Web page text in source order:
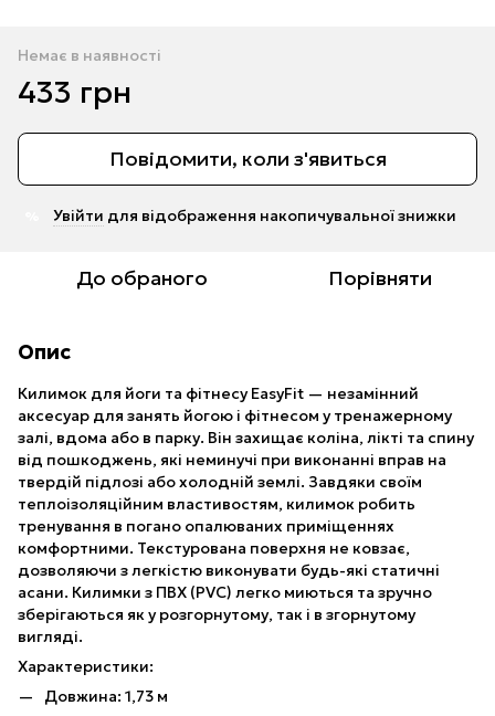
Немає в наявності
433 грн
Повідомити, коли з'явиться
Увійти для відображення накопичувальної знижки
До обраного Порівняти
Опис
Килимок для йоги та фітнесу EasyFit — незамінний
аксесуар для занять йогою і фітнесом у тренажерному
залі, вдома або в парку. Він захищає коліна, лікті та спину
від пошкоджень, які неминучі при виконанні вправ на
твердій підлозі або холодній землі. Завдяки своїм
теплоізоляційним властивостям, килимок робить
тренування в погано опалюваних приміщеннях
комфортними. Текстурована поверхня не ковзає,
дозволяючи з легкістю виконувати будь-які статичні
асани. Килимки з ПВХ (PVC) легко миються та зручно
зберігаються як у розгорнутому, так і в згорнутому
вигляді.
Характеристики:
Довжина: 1,73 м